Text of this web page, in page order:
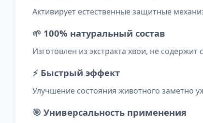
Активирует естественные защитные
🌱 100% натуральный состав
Изготовлен из экстракта хвои, не
⚡ Быстрый эффект
Улучшение состояния животного заметно
🎯 Универсальность применения